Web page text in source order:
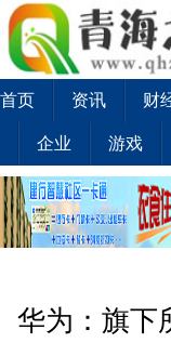
首页 资讯 财
企业 游戏
华为：旗下